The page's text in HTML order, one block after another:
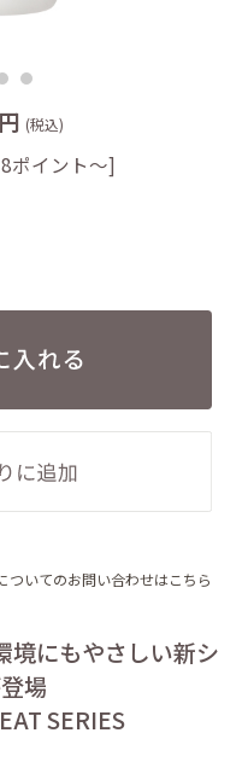
(税込)
イント～]
ついてのお問い合わせはこちら
境にもやさしい新シ
場
SERIES